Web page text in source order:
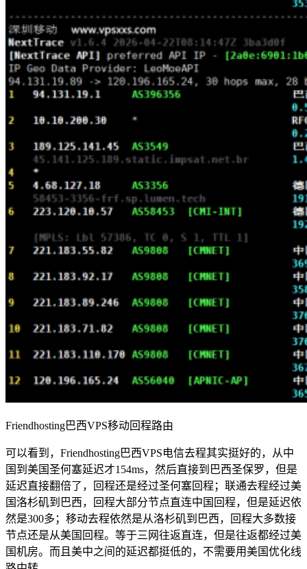
Friendhosting巴西VPS移动回程路由
可以看到，Friendhosting巴西VPS电信去程其实挺好的，从中
国到美国圣何塞延迟才154ms，然后直接到巴西圣保罗，但是
延迟直接翻倍了，回程还是经过圣何塞回程；联通去程经过美
国洛杉矶到巴西，回程大部分节点直连中国回程，但是延迟依
然是300多；移动去程依然是从洛杉矶到巴西，回程大多数接
节点还是从美国回程。等于三网往返直连，但是往返都经过美
国机房。而且美中之间的延迟都挺低的，不需要用美国优化线